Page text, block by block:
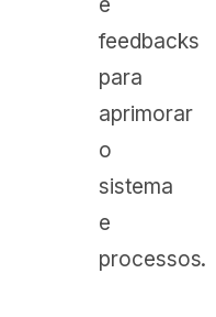
feedbacks
para
aprimorar
o
sistema
e
processos.